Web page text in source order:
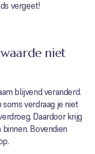
vergeet!
niet
blijvend veranderd.
verdraag je niet
Daardoor krijg
Bovendien